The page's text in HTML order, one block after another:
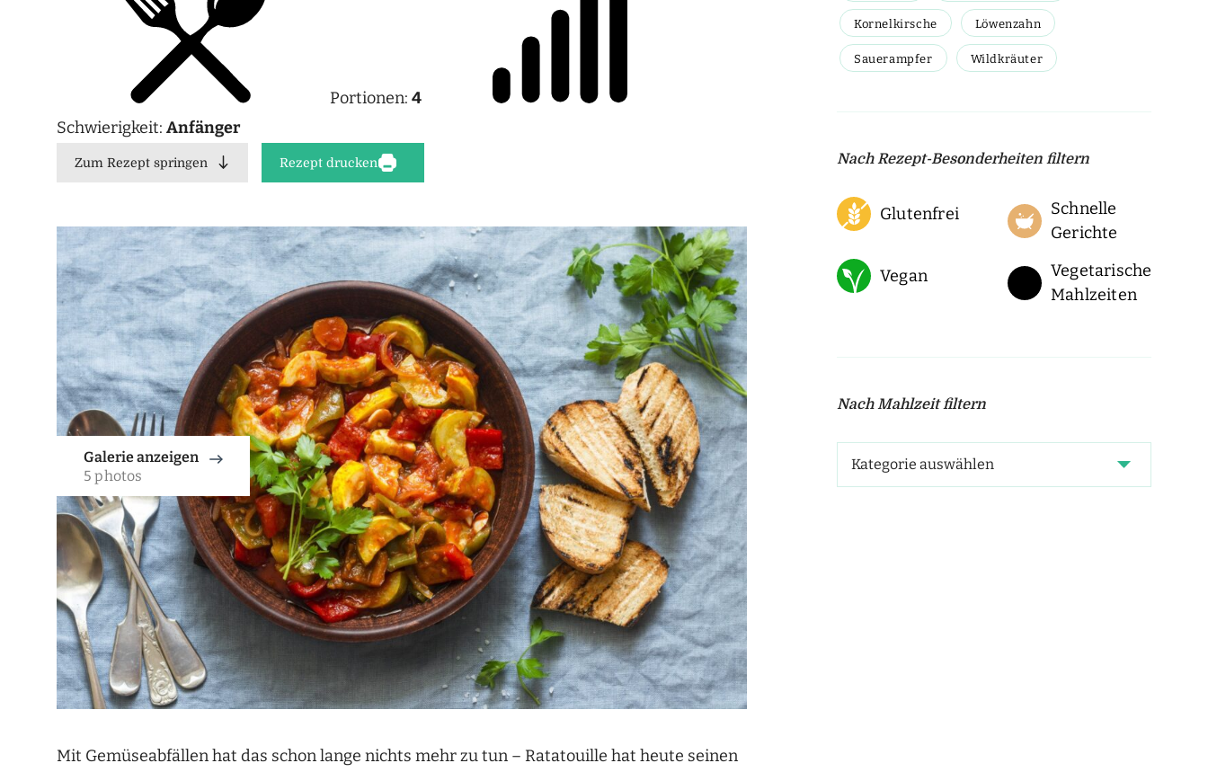
Portionen: 4
Schwierigkeit: Anfänger
Zum Rezept springen Rezept drucken
Galerie anzeigen
5 photos
Mit Gemüseabfällen hat das schon lange nichts mehr zu tun – Ratatouille hat heute seinen
Kornelkirsche Löwenzahn
Sauerampfer Wildkräuter
Nach Rezept-Besonderheiten filtern
Glutenfrei
Schnelle
Gerichte
Vegan
Vegetarische
Mahlzeiten
Nach Mahlzeit filtern